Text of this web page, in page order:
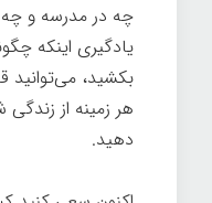
چه در مدرسه و چه
یادگیری اینکه
بکشید، می‌توانید
هر زمینه از
دهید.